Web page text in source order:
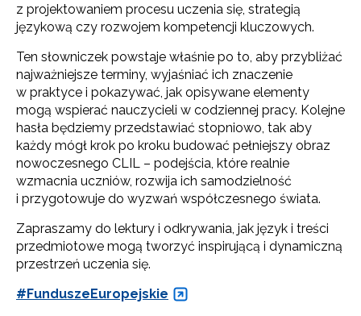
z projektowaniem procesu uczenia się, strategią
językową czy rozwojem kompetencji kluczowych.
Ten słowniczek powstaje właśnie po to, aby przybliżać
najważniejsze terminy, wyjaśniać ich znaczenie
w praktyce i pokazywać, jak opisywane elementy
mogą wspierać nauczycieli w codziennej pracy. Kolejne
hasła będziemy przedstawiać stopniowo, tak aby
każdy mógł krok po kroku budować pełniejszy obraz
nowoczesnego CLIL – podejścia, które realnie
wzmacnia uczniów, rozwija ich samodzielność
i przygotowuje do wyzwań współczesnego świata.
Zapraszamy do lektury i odkrywania, jak język i treści
przedmiotowe mogą tworzyć inspirującą i dynamiczną
przestrzeń uczenia się.
#FunduszeEuropejskie